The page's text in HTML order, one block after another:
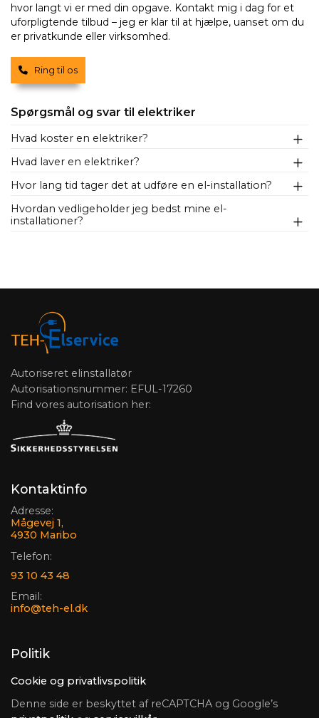
hvor langt vi er med din opgave. Kontakt mig i dag for et
uforpligtende tilbud – jeg er klar til at hjælpe, uanset om du
er privatkunde eller virksomhed.
Ring til os
Spørgsmål og svar til elektriker
Hvad koster en elektriker?
Hvad laver en elektriker?
Hvor lang tid tager det at udføre en el-installation?
Hvordan vedligeholder jeg bedst mine el-
installationer?
Autoriseret elinstallatør
Autorisationsnummer: EFUL-17260
Find vores autorisation her:
Kontaktinfo
Adresse:
Mågevej 1,
4930 Maribo
Telefon:
93 10 43 48
Email:
info@teh-el.dk
Politik
Cookie og privatlivspolitik
Denne side er beskyttet af reCAPTCHA og Google’s